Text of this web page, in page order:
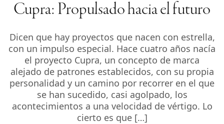
Cupra: Propulsado hacia el futuro
Dicen que hay proyectos que nacen con estrella,
con un impulso especial. Hace cuatro años nacía
el proyecto Cupra, un concepto de marca
alejado de patrones establecidos, con su propia
personalidad y un camino por recorrer en el que
se han sucedido, casi agolpado, los
acontecimientos a una velocidad de vértigo. Lo
cierto es que […]